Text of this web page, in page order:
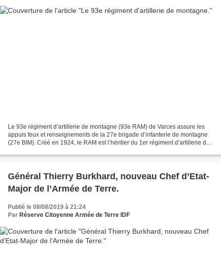
Le 93e régiment d’artillerie de montagne (93e RAM) de Varces assure les
appuis feux et renseignements de la 27e brigade d’infanterie de montagne
(27e BIM). Créé en 1924, le RAM est l’héritier du 1er régiment d’artillerie de
Général Thierry Burkhard, nouveau Chef d’Etat-
Major de l’Armée de Terre.
Publié le 08/08/2019 à 21:24
Par Réserve Citoyenne Armée de Terre IDF